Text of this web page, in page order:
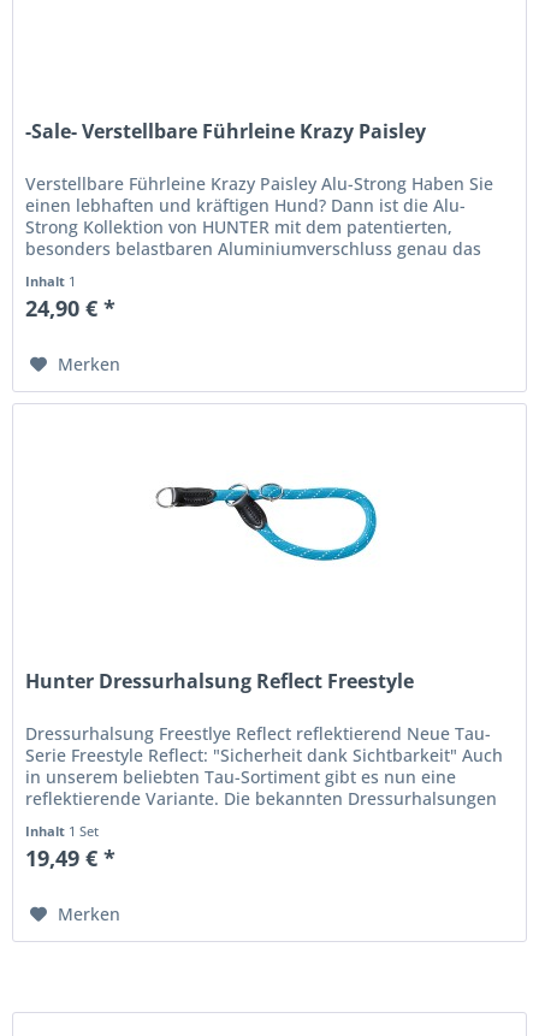
-Sale- Verstellbare Führleine Krazy Paisley
Verstellbare Führleine Krazy Paisley Alu-Strong Haben Sie
einen lebhaften und kräftigen Hund? Dann ist die Alu-
Strong Kollektion von HUNTER mit dem patentierten,
besonders belastbaren Aluminiumverschluss genau das
Inhalt 1
24,90 € *
Merken
Hunter Dressurhalsung Reflect Freestyle
Dressurhalsung Freestlye Reflect reflektierend Neue Tau-
Serie Freestyle Reflect: "Sicherheit dank Sichtbarkeit" Auch
in unserem beliebten Tau-Sortiment gibt es nun eine
reflektierende Variante. Die bekannten Dressurhalsungen
Inhalt 1 Set
19,49 € *
Merken